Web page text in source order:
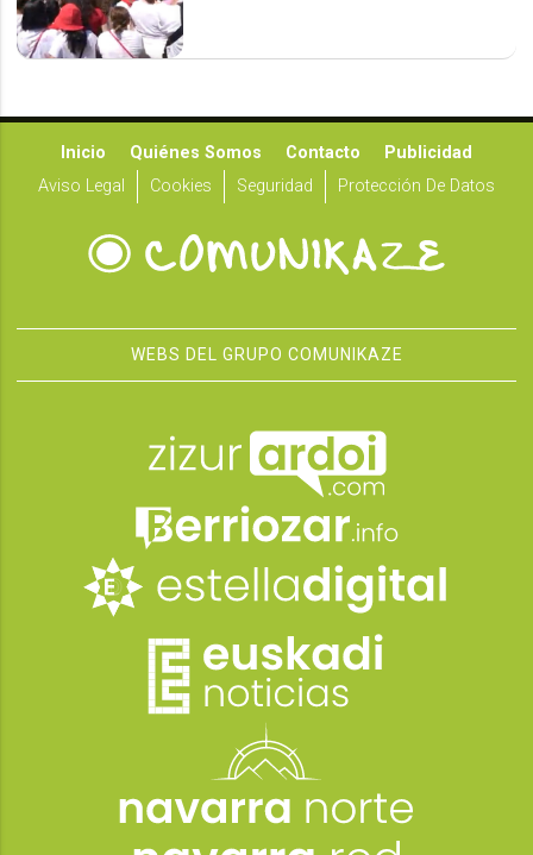
Inicio Quiénes Somos Contacto
Publicidad
Aviso Legal
Cookies Seguridad Protección De Datos
WEBS DEL GRUPO COMUNIKAZE